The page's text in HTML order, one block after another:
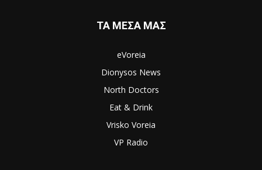
ΤΑ ΜΕΣΑ ΜΑΣ
eVoreia
Dionysos News
North Doctors
Eat & Drink
Vrisko Voreia
VP Radio